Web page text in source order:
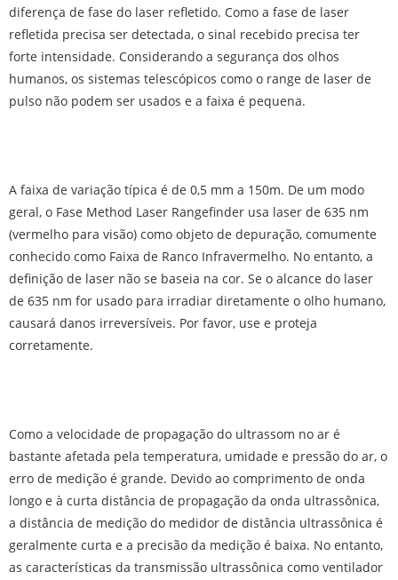
diferença de fase do laser refletido. Como a fase de laser
refletida precisa ser detectada, o sinal recebido precisa ter
forte intensidade. Considerando a segurança dos olhos
humanos, os sistemas telescópicos como o range de laser de
pulso não podem ser usados ​​e a faixa é pequena.
A faixa de variação típica é de 0,5 mm a 150m. De um modo
geral, o Fase Method Laser Rangefinder usa laser de 635 nm
(vermelho para visão) como objeto de depuração, comumente
conhecido como Faixa de Ranco Infravermelho. No entanto, a
definição de laser não se baseia na cor. Se o alcance do laser
de 635 nm for usado para irradiar diretamente o olho humano,
causará danos irreversíveis. Por favor, use e proteja
corretamente.
Como a velocidade de propagação do ultrassom no ar é
bastante afetada pela temperatura, umidade e pressão do ar, o
erro de medição é grande. Devido ao comprimento de onda
longo e à curta distância de propagação da onda ultrassônica,
a distância de medição do medidor de distância ultrassônica é
geralmente curta e a precisão da medição é baixa. No entanto,
as características da transmissão ultrassônica como ventilador